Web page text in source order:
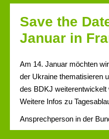
Save the
Januar in
Am 14. Januar möchten
der Ukraine thematisieren
des BDKJ
Weitere Infos zu
Ansprechperson in der